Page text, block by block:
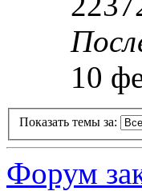
10
Показать темы за:
Форум